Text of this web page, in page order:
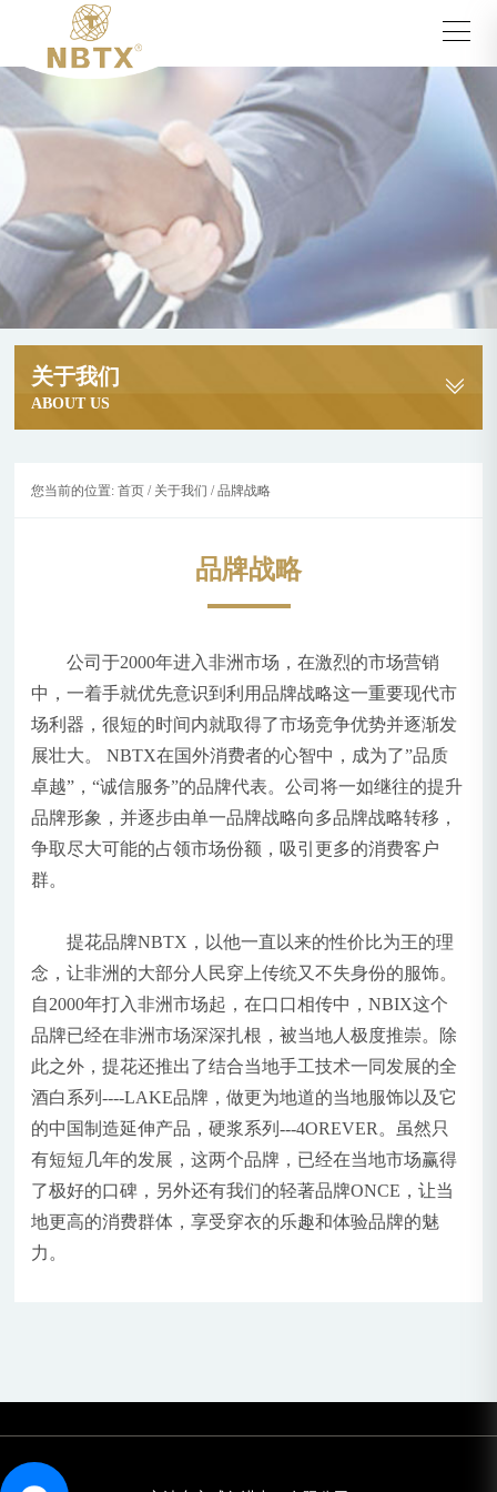
关于我们
ABOUT US
您当前的位置:首页 / 关于我们 /品牌战略
品牌战略
公司于2000年进入非洲市场，在激烈的市场营销
中，一着手就优先意识到利用品牌战略这一重要现代市
场利器，很短的时间内就取得了市场竞争优势并逐渐发
展壮大。 NBTX在国外消费者的心智中，成为了”品质
卓越”，“诚信服务”的品牌代表。公司将一如继往的提升
品牌形象，并逐步由单一品牌战略向多品牌战略转移，
争取尽大可能的占领市场份额，吸引更多的消费客户
群。
提花品牌NBTX，以他一直以来的性价比为王的理
念，让非洲的大部分人民穿上传统又不失身份的服饰。
自2000年打入非洲市场起，在口口相传中，NBIX这个
品牌已经在非洲市场深深扎根，被当地人极度推崇。除
此之外，提花还推出了结合当地手工技术一同发展的全
酒白系列----LAKE品牌，做更为地道的当地服饰以及它
的中国制造延伸产品，硬浆系列---4OREVER。虽然只
有短短几年的发展，这两个品牌，已经在当地市场赢得
了极好的口碑，另外还有我们的轻著品牌ONCE，让当
地更高的消费群体，享受穿衣的乐趣和体验品牌的魅
力。